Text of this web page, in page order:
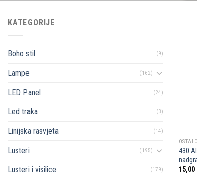
KATEGORIJE
Boho stil (9)
Lampe (162)
LED Panel (24)
Led traka (3)
Linijska rasvjeta (14)
Lusteri (195)
Lusteri i visilice (179)
OSTALO
430
15,00